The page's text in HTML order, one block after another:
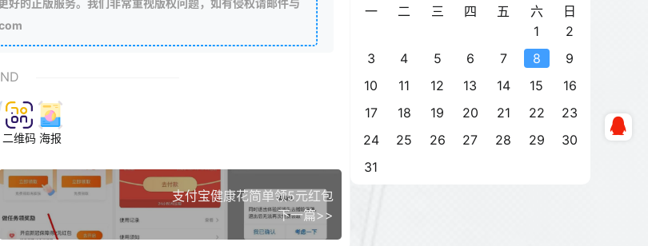
的正版服务。我们非常重视版权问题，如有侵权请邮件与
二维码 海报
支付宝健康花简单领5元红包
下一篇>>
一 二 三 四 五 六
日
1
2
3
4 5 6 7 8
9
10
11 12 13 14 15
16
17
18 19 20 21 22
23
24
25 26 27 28 29
30
31